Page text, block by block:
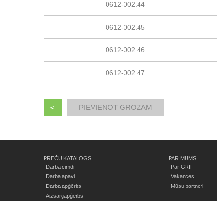
0612-002.44
0612-002.45
0612-002.46
0612-002.47
<
PREČU KATALOGS
Darba cimdi
Darba apavi
Darba apģērbs
Aizsargapģērbs
PAR MUMS
Par GRIF
Vakances
Mūsu partneri